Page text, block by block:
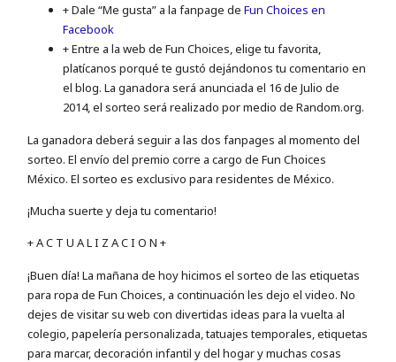
+ Dale “Me gusta” a la fanpage deFun Choices en
Facebook
+ Entre a la web de Fun Choices, elige tu favorita,
platícanos porqué te gustó dejándonos tu comentario en
el blog. La ganadora será anunciada el 16 de Julio de
2014, el sorteo será realizado por medio de Random.org.
La ganadora deberá seguir a las dos fanpages al momento del
sorteo. El envío del premio corre a cargo de Fun Choices
México. El sorteo es exclusivo para residentes de México.
¡Mucha suerte y deja tu comentario!
+ A C T U A L I Z A C I O N +
¡Buen día! La mañana de hoy hicimos el sorteo de las etiquetas
para ropa de Fun Choices, a continuación les dejo el video. No
dejes de visitar su web con divertidas ideas para la vuelta al
colegio, papelería personalizada, tatuajes temporales, etiquetas
para marcar, decoración infantil y del hogar y muchas cosas